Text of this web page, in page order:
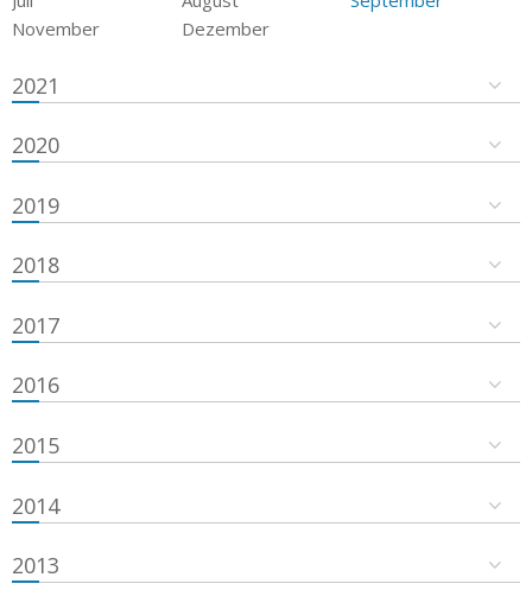
November
Dezember
2021
2020
2019
2018
2017
2016
2015
2014
2013